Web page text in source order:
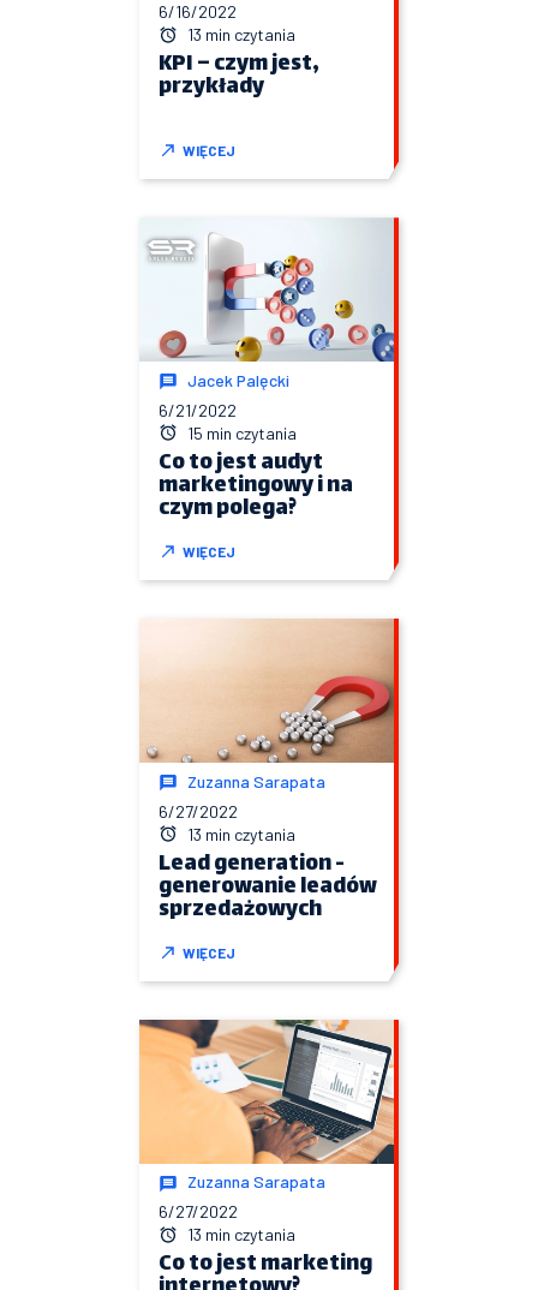
6/16/2022
13 min czytania
KPI – czym jest,
przykłady
WIĘCEJ
Jacek Palęcki
6/21/2022
15 min czytania
Co to jest audyt
marketingowy i na
czym polega?
WIĘCEJ
Zuzanna Sarapata
6/27/2022
13 min czytania
Lead generation -
generowanie leadów
sprzedażowych
WIĘCEJ
Zuzanna Sarapata
6/27/2022
13 min czytania
Co to jest marketing